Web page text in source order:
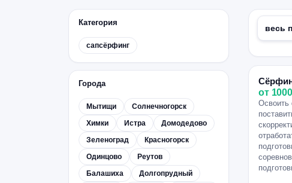
Категория
сапсёрфинг
Города
Мытищи
Солнечногорск
Химки
Истра
Домодедово
Зеленоград
Красногорск
Одинцово
Реутов
Балашиха
Долгопрудный
от
Освоить